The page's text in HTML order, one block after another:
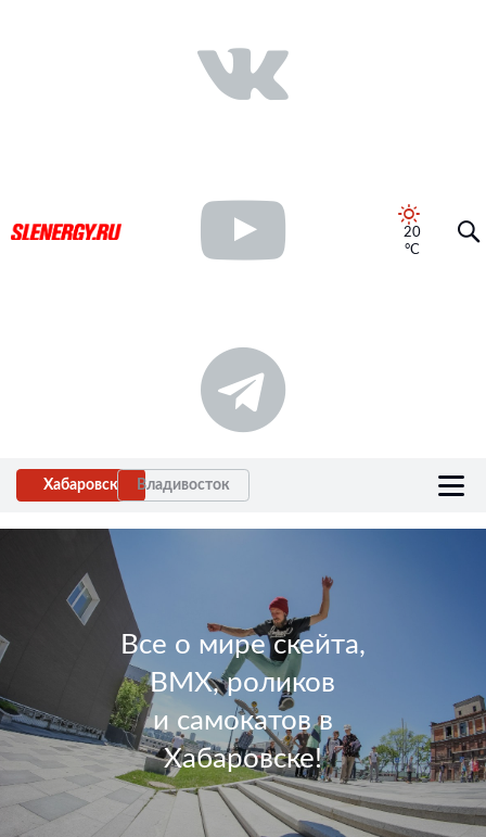
20
°C
Хабаровск Владивосток
Все о мире скейта,
BMX, роликов
и самокатов в
Хабаровске!